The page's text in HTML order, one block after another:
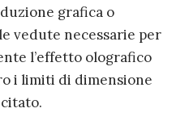
grafica o
vedute necessarie per
l’effetto olografico
i limiti di dimensione